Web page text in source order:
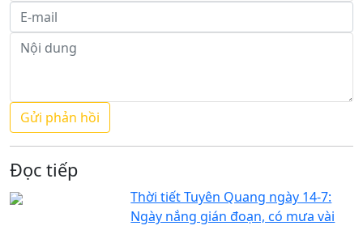
Đọc tiếp
Thời tiết Tuyên Quang ngày 14-7:
Ngày nắng gián đoạn, có mưa vài